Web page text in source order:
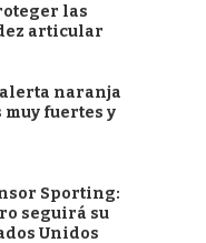
las
articular
naranja
fuertes y
Sporting:
seguirá su
Unidos